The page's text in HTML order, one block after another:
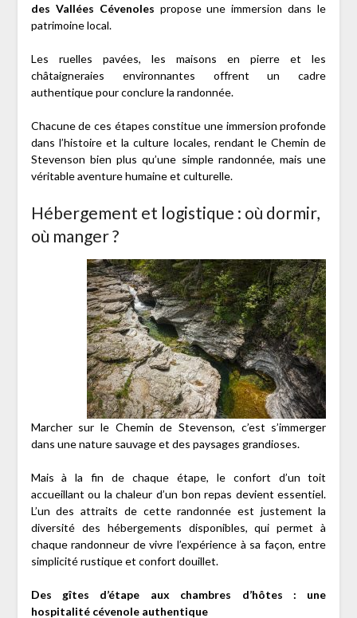
des Vallées Cévenoles propose une immersion dans le
patrimoine local.
Les ruelles pavées, les maisons en pierre et les
châtaigneraies environnantes offrent un cadre
authentique pour conclure la randonnée.
Chacune de ces étapes constitue une immersion profonde
dans l’histoire et la culture locales, rendant le Chemin de
Stevenson bien plus qu’une simple randonnée, mais une
véritable aventure humaine et culturelle.
Hébergement et logistique : où dormir,
où manger ?
Marcher sur le Chemin de Stevenson, c’est s’immerger
dans une nature sauvage et des paysages grandioses.
Mais à la fin de chaque étape, le confort d’un toit
accueillant ou la chaleur d’un bon repas devient essentiel.
L’un des attraits de cette randonnée est justement la
diversité des hébergements disponibles, qui permet à
chaque randonneur de vivre l’expérience à sa façon, entre
simplicité rustique et confort douillet.
Des gîtes d’étape aux chambres d’hôtes : une
hospitalité cévenole authentique